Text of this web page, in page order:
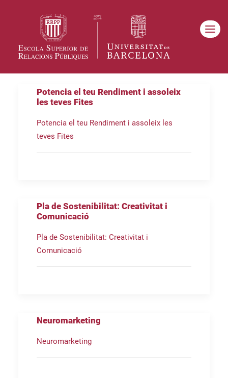
Potencia el teu Rendiment i assoleix
les teves Fites
Potencia el teu Rendiment i assoleix les
teves Fites
Pla de Sostenibilitat: Creativitat i
Comunicació
Pla de Sostenibilitat: Creativitat i
Comunicació
Neuromarketing
Neuromarketing